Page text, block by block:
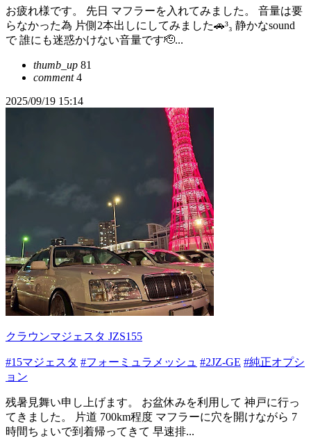
お疲れ様です。 先日 マフラーを入れてみました。 音量は要
らなかった為 片側2本出しにしてみました🚗³₃ 静かなsound
で 誰にも迷惑かけない音量です🫡...
thumb_up 81
comment4
2025/09/19 15:14
クラウンマジェスタ JZS155
#15マジェスタ #フォーミュラメッシュ #2JZ-GE #純正オプシ
ョン
残暑見舞い申し上げます。 お盆休みを利用して 神戸に行っ
てきました。 片道 700km程度 マフラーに穴を開けながら 7
時間ちょいで到着帰ってきて 早速排...